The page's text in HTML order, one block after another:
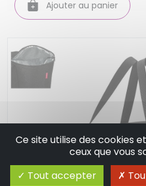
Ajouter au panier
Ce site utilise des cookies
ceux que vous
Tout accepter